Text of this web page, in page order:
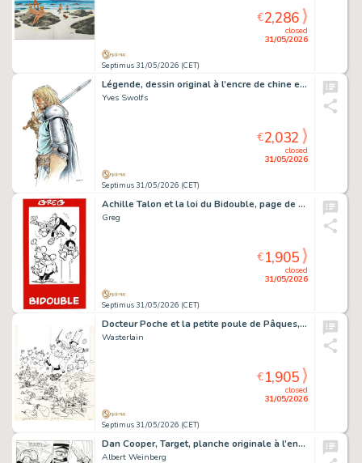
Septimus 31/05/2026 (CET)
closed
31/05/2026
€2,286
Légende, dessin original à l’encre de chine et à l’aquarelle.
Yves Swolfs
Septimus 31/05/2026 (CET)
closed
31/05/2026
€2,032
Achille Talon et la loi du Bidouble, page de titre originale à l’encre de chine.
Greg
Septimus 31/05/2026 (CET)
closed
31/05/2026
€1,905
Docteur Poche et la petite poule de Pâques, couverture originale à l’encre de chine pour cet album paru en 1997 chez Casterman.
Wasterlain
Septimus 31/05/2026 (CET)
closed
31/05/2026
€1,905
Dan Cooper, Target, planche originale à l’encre de chine pour cet album paru en 1985 chez Novedi.
Albert Weinberg